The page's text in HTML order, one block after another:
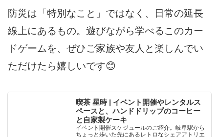
防災は「特別なこと」ではなく、日常の延長
線上にあるもの。遊びながら学べるこのカー
ドゲームを、ぜひご家族や友人と楽しんでい
ただけたら嬉しいです😊
喫茶 星時 | イベント開催やレンタルス
ペースと、ハンドドリップのコーヒー
と自家製ケーキ
イベント開催スケジュールのご紹介。岐阜駅から
ちょっと歩いた先にあるレトロなシェアアトリエ